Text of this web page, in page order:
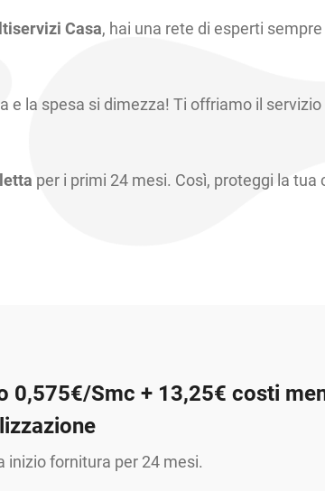
Casa, hai una rete di esperti
e la spesa si dimezza! Ti offriamo il
per i primi 24 mesi. Così, proteggi la tua
0,575€/Smc + 13,25€ costi
inizio fornitura per 24 mesi.